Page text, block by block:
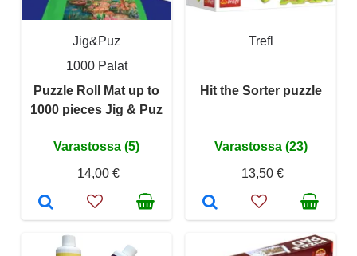
Jig&Puz
1000 Palat
Puzzle Roll Mat up to
1000 pieces Jig & Puz
Varastossa (5)
14,00 €
Trefl
Hit the Sorter puzzle
Varastossa (23)
13,50 €